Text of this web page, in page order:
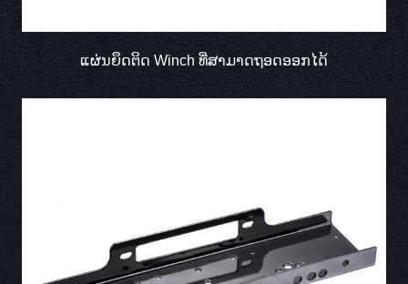
ແຜ່ນຍຶດຕິດ Winch ທີ່ສາມາດຖອດອອກໄດ້